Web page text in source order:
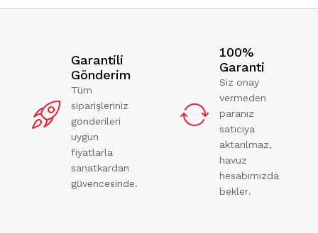
Garantili
Gönderim
Tüm
siparişleriniz
gönderileri
uygun
fiyatlarla
sanatkardan
güvencesinde.
100%
Garanti
Siz onay
vermeden
paranız
satıcıya
aktarılmaz,
havuz
hesabımızda
bekler.